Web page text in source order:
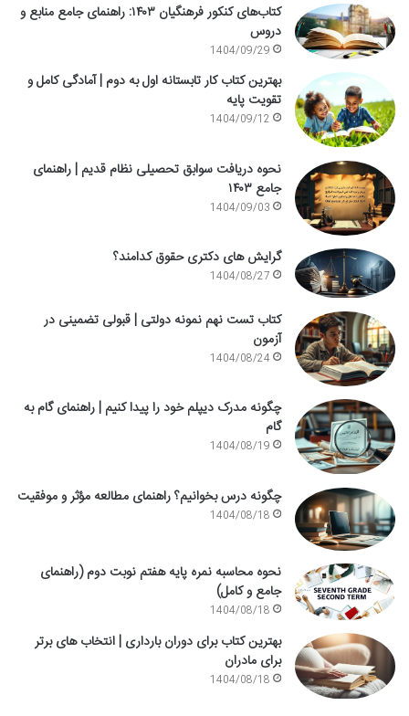
کتاب‌های کنکور فرهنگیان ۱۴۰۳: راهنمای جامع منابع و
دروس
1404/09/29
بهترین کتاب کار تابستانه اول به دوم | آمادگی کامل و
تقویت پایه
1404/09/12
نحوه دریافت سوابق تحصیلی نظام قدیم | راهنمای
جامع ۱۴۰۳
1404/09/03
گرایش های دکتری حقوق کدامند؟
1404/08/27
کتاب تست نهم نمونه دولتی | قبولی تضمینی در
آزمون
1404/08/24
چگونه مدرک دیپلم خود را پیدا کنیم | راهنمای گام به
گام
1404/08/19
چگونه درس بخوانیم؟ راهنمای مطالعه مؤثر و موفقیت
1404/08/18
نحوه محاسبه نمره پایه هفتم نوبت دوم (راهنمای
جامع و کامل)
1404/08/18
بهترین کتاب برای دوران بارداری | انتخاب های برتر
برای مادران
1404/08/18